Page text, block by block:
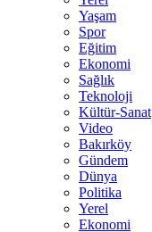
Yaşam
Spor
Eğitim
Ekonomi
Sağlık
Teknoloji
Kültür-Sanat
Video
Bakırköy
Gündem
Dünya
Politika
Yerel
Ekonomi